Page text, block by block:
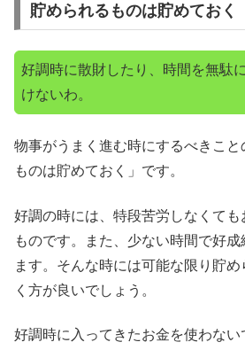
貯められるものは貯めておく
好調時に散財したり、時間を無駄
けないわ。
物事がうまく進む時にするべきこ
ものは貯めておく」です。
好調の時には、特段苦労しなくて
ものです。また、少ない時間で好
ます。そんな時には可能な限り貯
く方が良いでしょう。
好調時に入ってきたお金を使わない